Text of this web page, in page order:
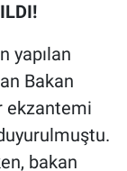
yapılan
Bakan
ekzantemi
bakan